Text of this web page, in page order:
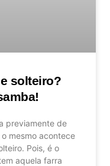
solteiro?
previamente de
mesmo acontece
Pois, é o
aquela farra